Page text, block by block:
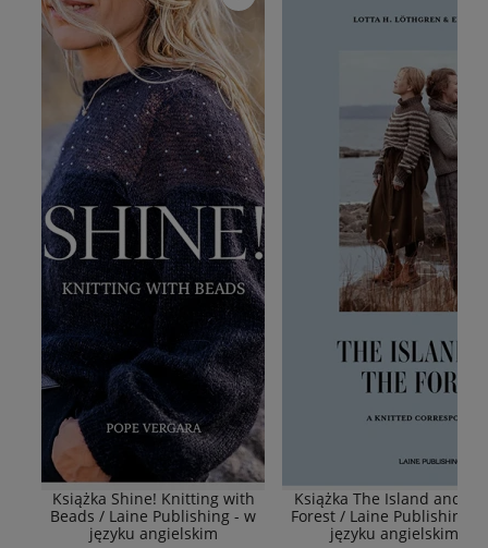
Książka Shine! Knitting with
Beads / Laine Publishing - w
języku angielskim
Książka The Island and
Forest / Laine Publishing -
języku angielskim